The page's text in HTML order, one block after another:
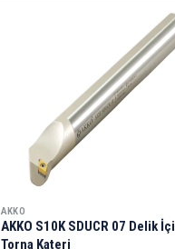
AKKO
AKKO S10K SDUCR 07 Delik İçi
Torna Kateri